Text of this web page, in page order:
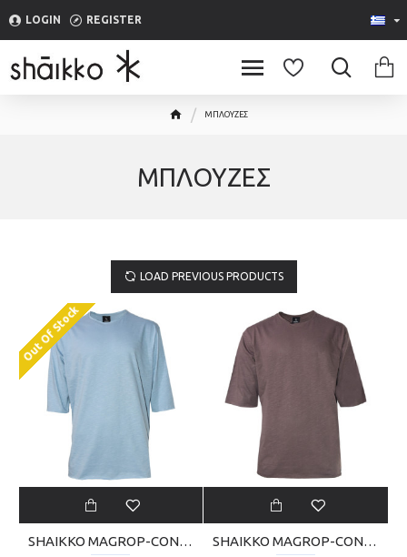
LOGIN REGISTER
ΜΠΛΟΥΖΕΣ
ΜΠΛΟΥΖΕΣ
LOAD PREVIOUS PRODUCTS
Out Of Stock
SHAIKKO MAGROP-CON T-SHIRT SKU223TT05-0505
SHAIKKO MAGROP-CON T-SHIRT SKU223TT05-1010